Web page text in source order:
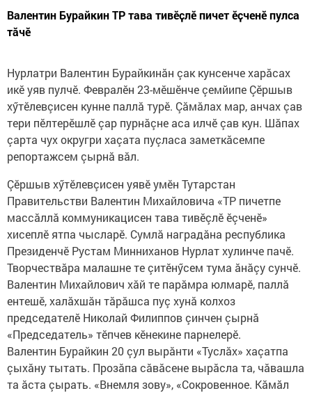
Валентин Бурайкин ТР тава тивӗҫлӗ пичет ӗҫченӗ пулса
тӑчӗ
Нурлатри Валентин Бурайкинăн çак кунсенче харăсах
икӗ уяв пулчӗ.​ Февралӗн 23-мӗшӗнче çемйипе Çӗршыв
хӳтӗлевçисен кунне паллă турӗ. Çăмăлах мар, анчах çав
тери пӗлтерӗшлӗ çар пурнăçне аса илчӗ çав кун. Шăпах
çарта чух округри хаçата пуçласа заметкăсемпе
репортажсем çырнă вăл.
Çӗршыв хӳтӗлевçисен уявӗ умӗн Тутарстан
Правительстви Валентин Михайловича «ТР пичетпе
массăллă коммуникацисен тава тивӗçлӗ ӗçченӗ»
хисеплӗ ятпа чысларӗ. Сумлă наградăна республика
Президенчӗ Рустам Минниханов Нурлат хулинче пачӗ.
Творчествăра малашне те çитӗнӳсем тума ăнăçу сунчӗ.
Валентин Михайлович хăй те парăмра юлмарӗ, паллă
ентешӗ, халăхшăн тăрăшса пуç хунă колхоз
председателӗ Николай Филиппов çинчен çырнă
«Председатель» тӗпчев кӗнекине парнелерӗ.​ ​
Валентин Бурайкин 20 çул вырăнти «Туслăх» хаçатпа
çыхăну тытать. Прозăпа сăвăсене вырăсла та, чăвашла
та ăста çырать. «Внемля зову», «Сокровенное. Кăмăл